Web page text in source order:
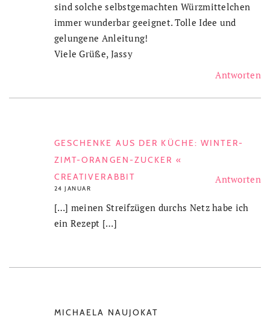
sind solche selbstgemachten Würzmittelchen
immer wunderbar geeignet. Tolle Idee und
gelungene Anleitung!
Viele Grüße, Jassy
GESCHENKE AUS DER KÜCHE: WINTER-
ZIMT-ORANGEN-ZUCKER «
CREATIVERABBIT
24 JANUAR
Antworten
[…] meinen Streifzügen durchs Netz habe ich
ein Rezept […]
MICHAELA NAUJOKAT
Antworten